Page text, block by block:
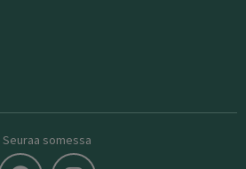
Seuraa somessa